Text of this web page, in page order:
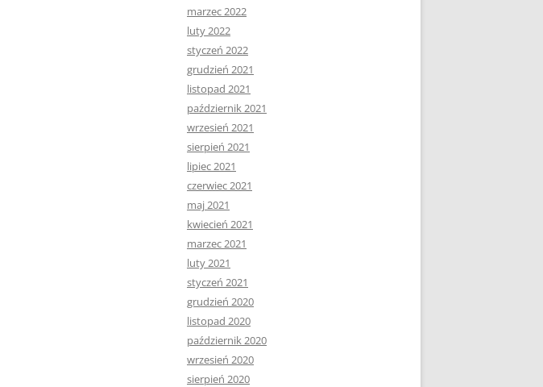
marzec 2022
luty 2022
styczeń 2022
grudzień 2021
listopad 2021
październik 2021
wrzesień 2021
sierpień 2021
lipiec 2021
czerwiec 2021
maj 2021
kwiecień 2021
marzec 2021
luty 2021
styczeń 2021
grudzień 2020
listopad 2020
październik 2020
wrzesień 2020
sierpień 2020